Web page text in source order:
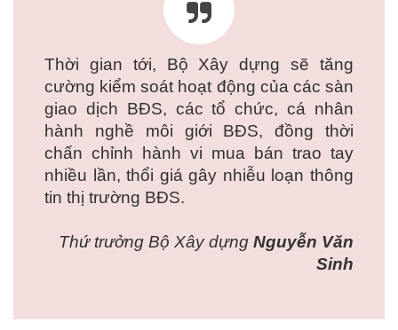
Thời gian tới, Bộ Xây dựng sẽ tăng
cường kiểm soát hoạt động của các sàn
giao dịch BĐS, các tổ chức, cá nhân
hành nghề môi giới BĐS, đồng thời
chấn chỉnh hành vi mua bán trao tay
nhiều lần, thổi giá gây nhiễu loạn thông
tin thị trường BĐS.
Thứ trưởng Bộ Xây dựng Nguyễn Văn
Sinh